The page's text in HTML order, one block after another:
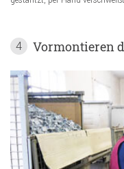
4 Vormontieren